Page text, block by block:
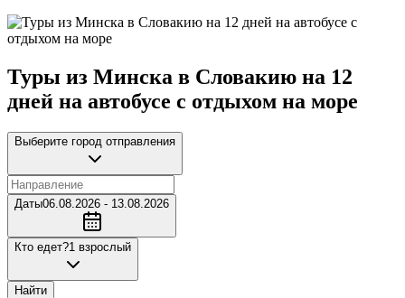
Туры из Минска в Словакию на 12
дней на автобусе с отдыхом на море
Выберите город отправления
Даты06.08.2026 - 13.08.2026
Кто едет?1 взрослый
Найти